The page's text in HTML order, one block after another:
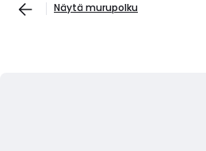
Näytä murupolku